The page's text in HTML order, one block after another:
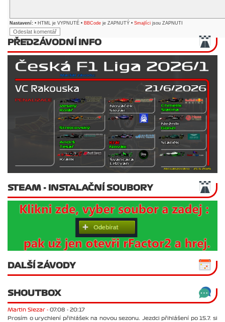
Nastavení: • HTML je VYPNUTÉ • BBCode je ZAPNUTÝ • Smajlíci jsou ZAPNUTI
PŘEDZÁVODNÍ INFO
STEAM - INSTALAČNÍ SOUBORY
DALŠÍ ZÁVODY
SHOUTBOX
Martin Slezar - 07.08 - 20:17
Prosím o urychlení přihlášek na novou sezonu. Jezdci přihlášení po 15.7. si